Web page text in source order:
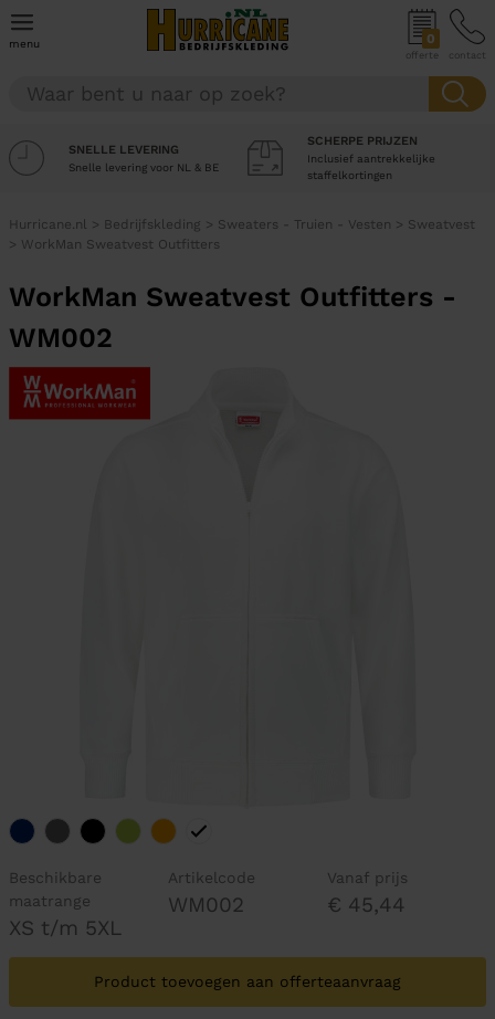
menu 0
offerte contact
SNELLE LEVERING
Snelle levering voor NL & BE
SCHERPE PRIJZEN
Inclusief aantrekkelijke
staffelkortingen
Hurricane.nl > Bedrijfskleding > Sweaters - Truien - Vesten > Sweatvest
> WorkMan Sweatvest Outfitters
WorkMan Sweatvest Outfitters -
WM002
Beschikbare
maatrange
XS t/m 5XL
Artikelcode
WM002
Vanaf prijs
€ 45,44
Product toevoegen aan offerteaanvraag